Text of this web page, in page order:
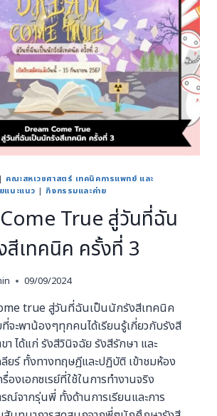
| คณะสหเวชศาสตร์ เทคนิคการแพทย์ และ
แนะแนว | กิจกรรมและค่าย
True สู่วันที่ฉัน
สีเทคนิค ครั้งที่ 3
09/09/2024
true สู่วันที่ฉันเป็นนักรังสีเทคนิค
จะพาน้องๆทุกคนได้เรียนรู้เกี่ยวกับรังสี
า ได้แก่ รังสีวินิจฉัย รังสีรักษา และ
ลียร์ ทั้งทางทฤษฎีและปฏิบัติ เข้าชมห้อง
องเอกซเรย์ที่ใช้ในการทำงานจริง
ณ์จากรุ่นพี่ ทั้งด้านการเรียนและการ